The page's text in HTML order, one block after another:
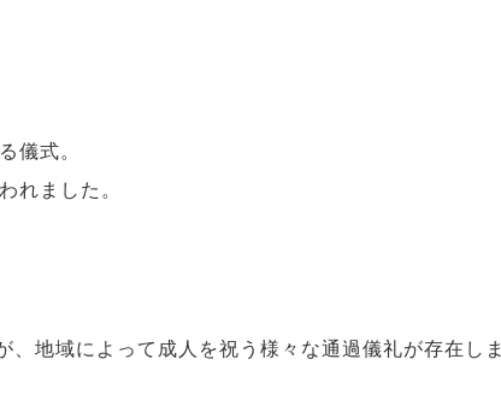
儀式。
れました。
地域によって成人を祝う様々な通過儀礼が存在しま